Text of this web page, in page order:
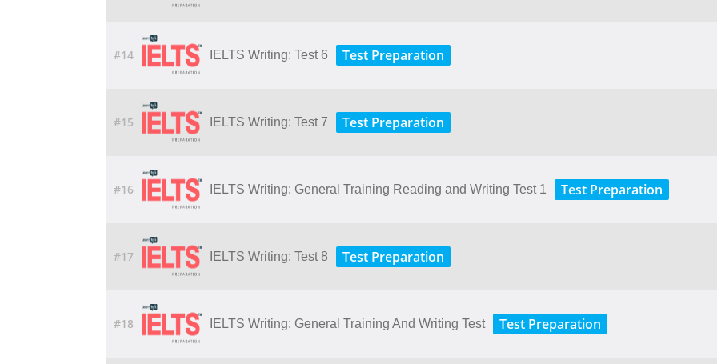
#14 IELTS Writing: Test 6 Test Preparation
#15 IELTS Writing: Test 7 Test Preparation
#16 IELTS Writing: General Training Reading and Writing Test 1 Test Preparation
#17 IELTS Writing: Test 8 Test Preparation
#18 IELTS Writing: General Training And Writing Test Test Preparation